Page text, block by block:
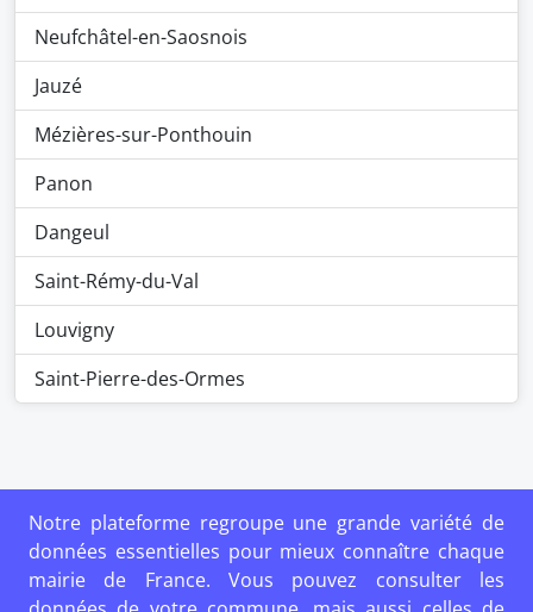
Neufchâtel-en-Saosnois
Jauzé
Mézières-sur-Ponthouin
Panon
Dangeul
Saint-Rémy-du-Val
Louvigny
Saint-Pierre-des-Ormes
Notre plateforme regroupe une grande variété de
données essentielles pour mieux connaître chaque
mairie de France. Vous pouvez consulter les